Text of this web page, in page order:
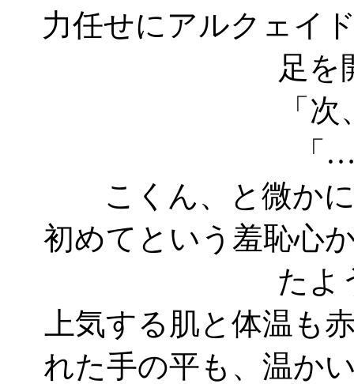
力任せにアルクェイ
足を
「
こくん、と微か
初めてという羞恥心
たよ
上気する肌と体温も
れた手の平も、温か